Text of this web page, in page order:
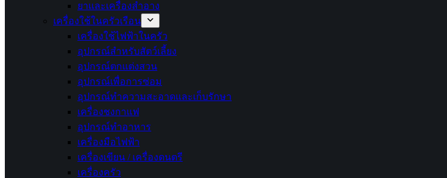
ยาและเครื่องสำอาง
เครื่องใช้ในครัวเรือน
เครื่องใช้ไฟฟ้าในครัว
อุปกรณ์สำหรับสัตว์เลี้ยง
อุปกรณ์ตกแต่งสวน
อุปกรณ์เพื่อการซ่อม
อุปกรณ์ทำความสะอาดและเก็บรักษา
เครื่องชงกาแฟ
อุปกรณ์ทำอาหาร
เครื่องมือไฟฟ้า
เครื่องเขียน / เครื่องดนตรี
เครื่องครัว